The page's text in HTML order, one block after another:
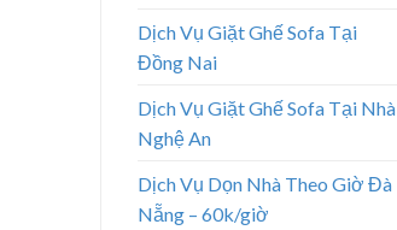
Dịch Vụ Giặt Ghế Sofa Tại
Đồng Nai
Dịch Vụ Giặt Ghế Sofa Tại Nhà
Nghệ An
Dịch Vụ Dọn Nhà Theo Giờ Đà
Nẵng – 60k/giờ